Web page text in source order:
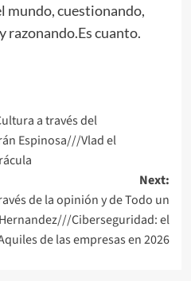
mundo, cuestionando,
razonando.Es cuanto.
a través del
Espinosa///Vlad el
Next:
de la opinión y de Todo un
Ciberseguridad: el
de las empresas en 2026